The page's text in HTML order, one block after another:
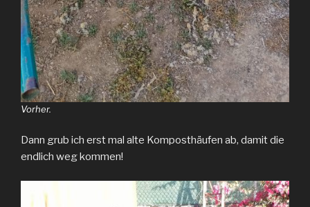
Vorher.
Dann grub ich erst mal alte Komposthäufen ab, damit die
endlich weg kommen!